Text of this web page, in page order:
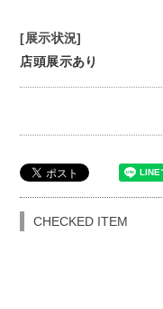
[展示状況]
店頭展示あり
CHECKED ITEM